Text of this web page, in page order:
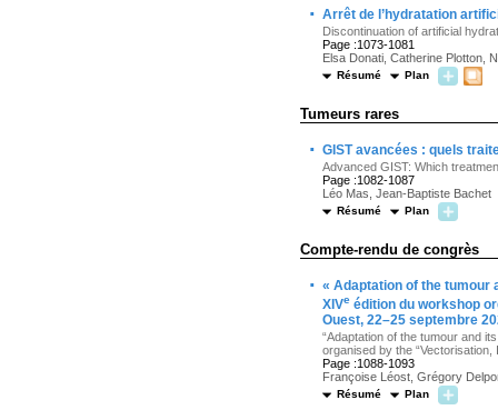
· Arrêt de l’hydratation
Discontinuation of artificial
Page :1073-1081
Elsa Donati, Catherine Plotton,
Résumé Plan
Tumeurs rares
· GIST avancées : quels
Advanced GIST: Which
Page :1082-1087
Léo Mas, Jean-Baptiste Bachet
Résumé Plan
Compte-rendu de congrès
· « Adaptation of the tumour
XIVe édition du workshop
Ouest, 22–25 septembre
“Adaptation of the tumour and
organised by the
Page :1088-1093
Françoise Léost, Grégory
Résumé Plan